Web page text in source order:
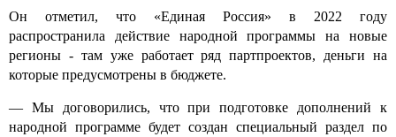
Он отметил, что «Единая Россия» в 2022 году
распространила действие народной программы на новые
регионы - там уже работает ряд партпроектов, деньги на
которые предусмотрены в бюджете.
— Мы договорились, что при подготовке дополнений к
народной программе будет создан специальный раздел по